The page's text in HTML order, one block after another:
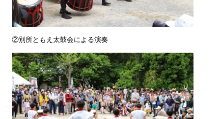
②別所ともえ太鼓会による演奏